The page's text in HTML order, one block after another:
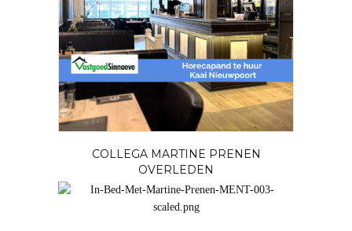
COLLEGA MARTINE PRENEN
OVERLEDEN